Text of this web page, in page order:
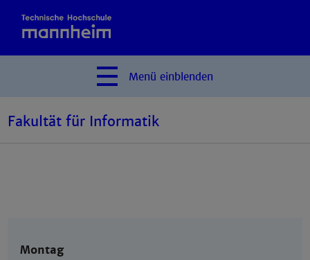
Menü einblenden
Fakultät für Informatik
Montag